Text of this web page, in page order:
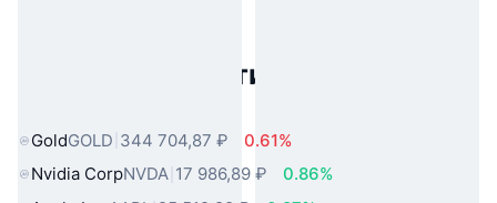
Популярные активы реального
GoldGOLD 344 704,87 ₽
0.61%
Nvidia CorpNVDA 17 986,89 ₽
0.86%